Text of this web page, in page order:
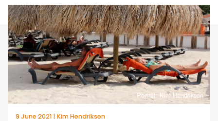
Portrèt: Kim Hendriksen
9 June 2021 | Kim Hendriksen